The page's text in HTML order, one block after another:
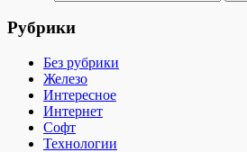
Рубрики
Без рубрики
Железо
Интересное
Интернет
Софт
Технологии